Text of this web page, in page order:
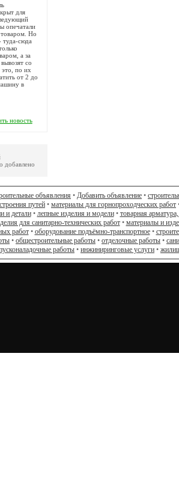
для
опечатали
товаром. Но
туда-сюда
а за
со
это, по их
от 2 до
в
новость
добавлено
объявления • Добавить объявление •
путей • материалы для горнопроходческих работ
и детали• лепные изделия и модели• товарная
для санитарно-технических работ• материалы и
работ• оборудование подъёмно-транспортное•
• общестроительные работы • отделочные работы •
работы • инжиниринговые услуги •